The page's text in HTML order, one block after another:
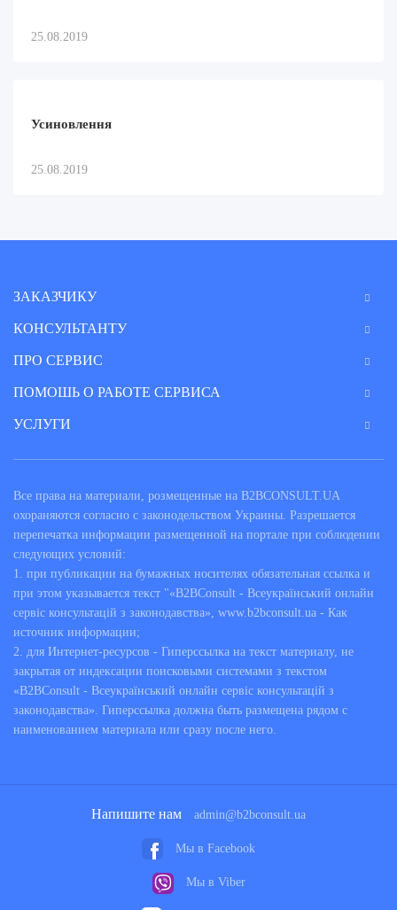
25.08.2019
Усиновлення
25.08.2019
ЗАКАЗЧИКУ
КОНСУЛЬТАНТУ
ПРО СЕРВИС
ПОМОШЬ О РАБОТЕ СЕРВИСА
УСЛУГИ
Все права на материали, розмещенные на B2BCONSULT.UA
охораняются согласно с законодельством Украины. Разрешается
перепечатка информации размещенной на портале при соблюдении
следующих условий:
1. при публикации на бумажных носителях обязательная ссылка и
при этом указывается текст "«B2BConsult - Всеукраїнський онлайн
сервіс консультацій з законодавства», www.b2bconsult.ua - Как
источник информации;
2. для Интернет-ресурсов - Гиперссылка на текст материалу, не
закрытая от индексации поисковыми системами з текстом
«B2BConsult - Всеукраїнський онлайн сервіс консультацій з
законодавства». Гиперссылка должна быть размещена рядом с
наименованием материала или сразу после него.
Напишите нам admin@b2bconsult.ua
Мы в Facebook
Мы в Viber